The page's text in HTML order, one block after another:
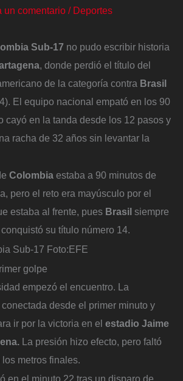
un comentario / Deportes
Sub-17 no pudo escribir historia
, donde perdió el título del
de la categoría contra Brasil
El equipo nacional empató en los 90
cayó en la tanda desde los 12 pasos y
racha de 32 años sin levantar la
Colombia estaba a 90 minutos de
pero el reto era mayúsculo por el
estaba al frente, pues Brasil siempre
su título número 14.
Sub-17 Foto:EFE
golpe
empezó el encuentro. La
desde el primer minuto y
ir por la victoria en el estadio Jaime
La presión hizo efecto, pero faltó
metros finales.
en el minuto 22 tras un disparo de